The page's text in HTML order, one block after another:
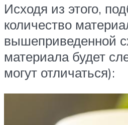
Исходя из этого,
количество
вышеприведенной
материала будет
могут отличаться):